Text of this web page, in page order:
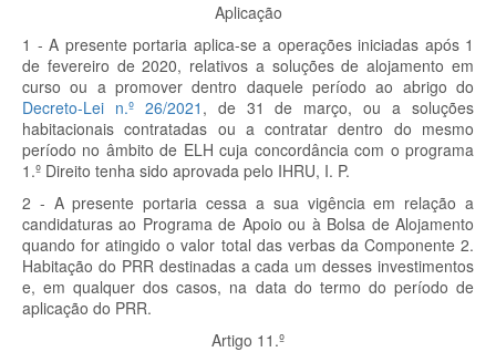
Aplicação
1 - A presente portaria aplica-se a operações iniciadas após 1
de fevereiro de 2020, relativos a soluções de alojamento em
curso ou a promover dentro daquele período ao abrigo do
Decreto-Lei n.º 26/2021 , de 31 de março, ou a soluções
habitacionais contratadas ou a contratar dentro do mesmo
período no âmbito de ELH cuja concordância com o programa
1.º Direito tenha sido aprovada pelo IHRU, I. P.
2 - A presente portaria cessa a sua vigência em relação a
candidaturas ao Programa de Apoio ou à Bolsa de Alojamento
quando for atingido o valor total das verbas da Componente 2.
Habitação do PRR destinadas a cada um desses investimentos
e, em qualquer dos casos, na data do termo do período de
aplicação do PRR.
Artigo 11.º